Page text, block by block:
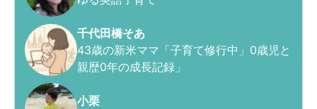
千代田橋そあ
43歳の新米ママ「子育て修行中」0歳児と
親歴0年の成長記録」
小栗